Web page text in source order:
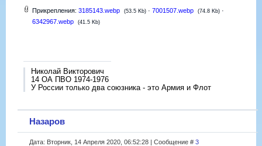
Прикрепления: 3185143.webp (53.5 Kb) · 7001507.webp (74.8 Kb) ·
6342967.webp
(41.5 Kb)
Николай Викторович
14 ОА ПВО 1974-1976
У России только два союзника - это Армия и Флот
Назаров
Дата: Вторник, 14 Апреля 2020, 06:52:28 | Сообщение # 3